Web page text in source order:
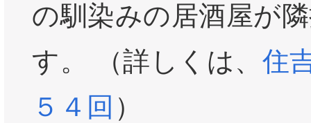
の馴染みの居酒屋が
す。 （詳しくは、 住
５４回 ）